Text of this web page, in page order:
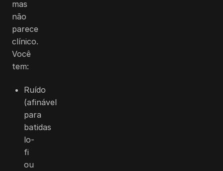
mas
não
parece
clínico.
Você
tem:
Ruído
(afinável
para
batidas
lo-
fi
ou